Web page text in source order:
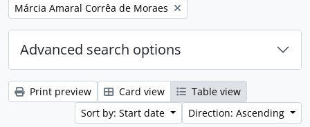
Remove filter:
Márcia Amaral Corrêa de Moraes
Advanced search options
Print preview Card view
Table view
Sort by: Start date
Direction: Ascending